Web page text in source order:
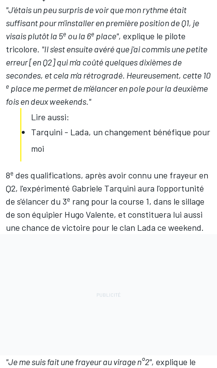
"J'étais un peu surpris de voir que mon rythme était
suffisant pour m'installer en première position de Q1, je
visais plutôt la 5e ou la 6e place", explique le pilote
tricolore. "Il s'est ensuite avéré que j'ai commis une petite
erreur [en Q2] qui m'a coûté quelques dixièmes de
secondes, et cela m'a rétrogradé. Heureusement, cette 10
e place me permet de m'élancer en pole pour la deuxième
fois en deux weekends."
Lire aussi:
Tarquini - Lada, un changement bénéfique pour
moi
8e des qualifications, après avoir connu une frayeur en
Q2, l'expérimenté Gabriele Tarquini aura l'opportunité
de s'élancer du 3e rang pour la course 1, dans le sillage
de son équipier Hugo Valente, et constituera lui aussi
une chance de victoire pour le clan Lada ce weekend.
"Je me suis fait une frayeur au virage n°2", explique le